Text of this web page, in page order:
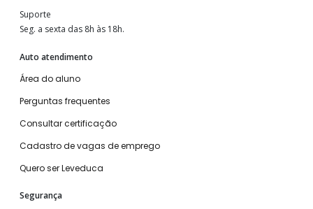
Suporte
Seg. a sexta das 8h às 18h.
Auto atendimento
Área do aluno
Perguntas frequentes
Consultar certificação
Cadastro de vagas de emprego
Quero ser Leveduca
Segurança